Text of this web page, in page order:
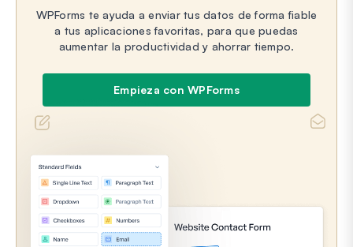
WPForms te ayuda a enviar tus datos de forma fiable
a tus aplicaciones favoritas, para que puedas
aumentar la productividad y ahorrar tiempo.
Empieza con WPForms